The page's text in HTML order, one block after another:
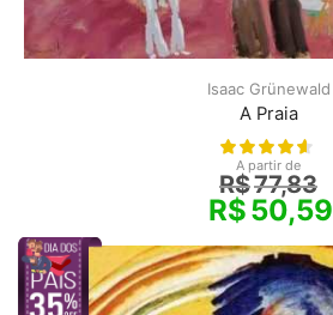
Isaac Grünewald
A Praia
A partir de
R$77,83
R$50,59